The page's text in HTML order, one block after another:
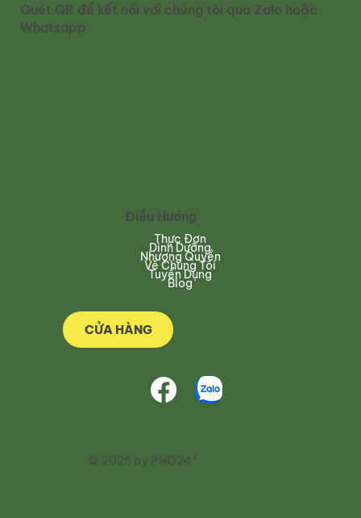
Điều Hướng
Thực Đơn
Dinh Dưỡng
Nhượng Quyền
Về Chúng Tôi
Tuyển Dụng
Blog
CỬA HÀNG
Quét QR để kết nối với chúng tôi qua Zalo hoặc
Whatsapp
© 2025 by PHO24®